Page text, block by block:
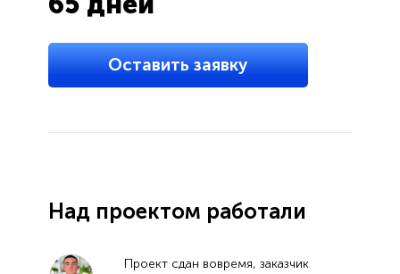
Оставить заявку
Над проектом работали
Проект сдан вовремя, заказчик